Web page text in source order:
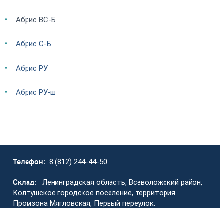
Абрис ВС-Б
Абрис С-Б
Абрис РУ
Абрис РУ-ш
Телефон: 8 (812) 244-44-50
Склад:
Ленинградская область, Всеволожский район,
Колтушское городское поселение, территория
Промзона Мягловская, Первый переулок.